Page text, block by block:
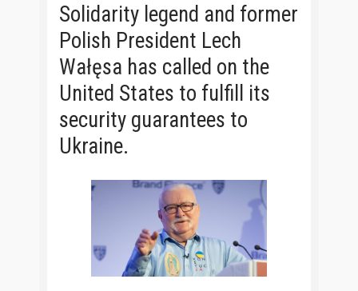
Solidarity legend and former
Polish President Lech
Wałęsa has called on the
United States to fulfill its
security guarantees to
Ukraine.